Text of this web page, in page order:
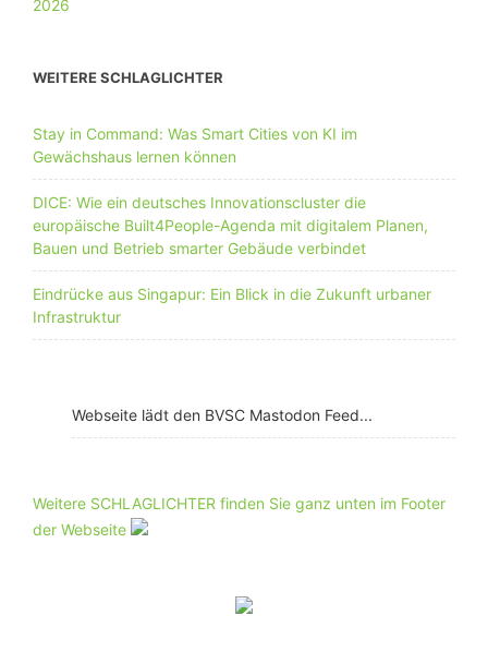
WEITERE SCHLAGLICHTER
Stay in Command: Was Smart Cities von KI im
Gewächshaus lernen können
DICE: Wie ein deutsches Innovationscluster die
europäische Built4People-Agenda mit digitalem Planen,
Bauen und Betrieb smarter Gebäude verbindet
Eindrücke aus Singapur: Ein Blick in die Zukunft urbaner
Infrastruktur
Webseite lädt den BVSC Mastodon Feed...
Weitere SCHLAGLICHTER finden Sie ganz unten im Footer
der Webseite